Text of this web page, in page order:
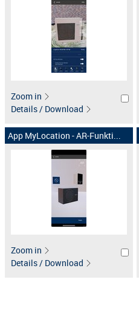
Zoom in
Details / Download
App MyLocation - AR-Funkti...
Zoom in
Details / Download